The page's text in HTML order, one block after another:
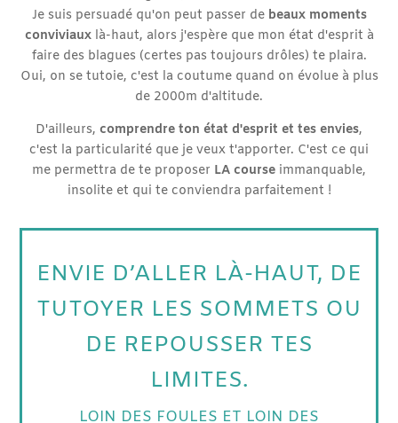
Je suis persuadé qu'on peut passer de beaux moments
conviviauxlà-haut, alors j'espère que mon état d'esprit à
faire des blagues (certes pas toujours drôles) te plaira.
Oui, on se tutoie, c'est la coutume quand on évolue à plus
de 2000m d'altitude.
D'ailleurs, comprendre ton état d'esprit et tes envies,
c'est la particularité que je veux t'apporter. C'est ce qui
me permettra de te proposer LA course immanquable,
insolite et qui te conviendra parfaitement !
ENVIE D’ALLER LÀ-HAUT, DE
TUTOYER LES SOMMETS OU
DE REPOUSSER TES
LIMITES.
LOIN DES FOULES ET LOIN DES